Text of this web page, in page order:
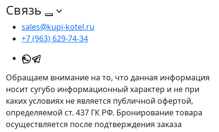
Связь
sales@kupi-kotel.ru
+7 (963) 629-74-34
Обращаем внимание на то, что данная информация
носит сугубо информационный характер и не при
каких условиях не является публичной офертой,
определяемой ст. 437 ГК РФ. Бронирование товара
осуществляется после подтверждения заказа